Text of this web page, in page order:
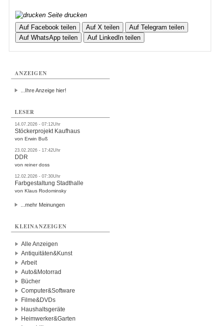
Seite drucken
Auf Facebook teilen
Auf X teilen
Auf Telegram teilen
Auf WhatsApp teilen
Auf LinkedIn teilen
ANZEIGEN
...Ihre Anzeige hier!
LESER
14.07.2026 - 07:12Uhr
Stöckerprojekt Kaufhaus
von Erwin Buß
23.02.2026 - 17:42Uhr
DDR
von reiner doss
12.02.2026 - 07:30Uhr
Farbgestaltung Stadthalle
von Klaus Rodominsky
...mehr Meinungen
KLEINANZEIGEN
Alle Anzeigen
Antiquitäten&Kunst
Arbeit
Auto&Motorrad
Bücher
Computer&Software
Filme&DVDs
Haushaltsgeräte
Heimwerker&Garten